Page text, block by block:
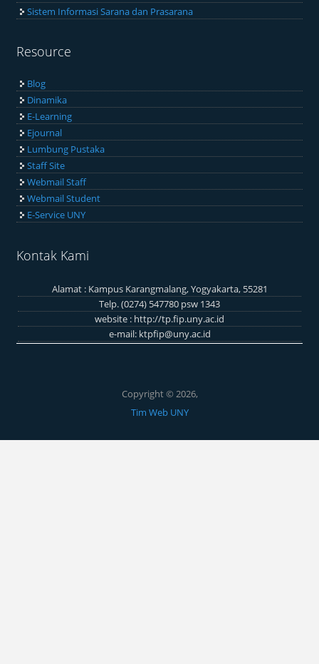
Sistem Informasi Sarana dan Prasarana
Resource
Blog
Dinamika
E-Learning
Ejournal
Lumbung Pustaka
Staff Site
Webmail Staff
Webmail Student
E-Service UNY
Kontak Kami
Alamat : Kampus Karangmalang, Yogyakarta, 55281
Telp. (0274) 547780 psw 1343
website : http://tp.fip.uny.ac.id
e-mail: ktpfip@uny.ac.id
Copyright © 2026,
Tim Web UNY